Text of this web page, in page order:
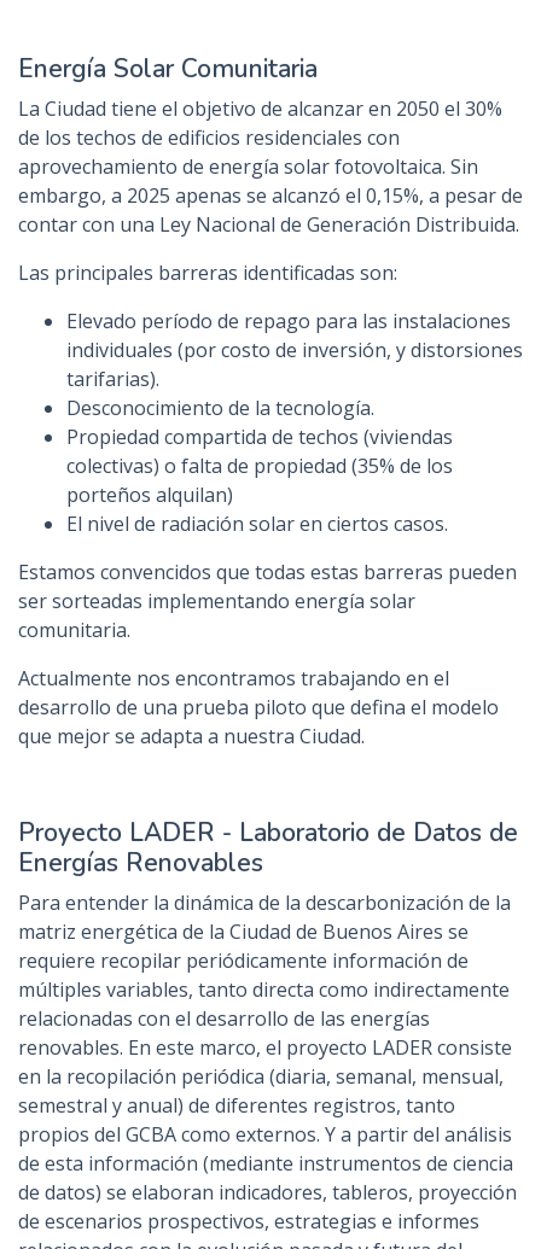
Energía Solar Comunitaria
La Ciudad tiene el objetivo de alcanzar en 2050 el 30%
de los techos de edificios residenciales con
aprovechamiento de energía solar fotovoltaica. Sin
embargo, a 2025 apenas se alcanzó el 0,15%, a pesar de
contar con una Ley Nacional de Generación Distribuida.
Las principales barreras identificadas son:
Elevado período de repago para las instalaciones
individuales (por costo de inversión, y distorsiones
tarifarias).
Desconocimiento de la tecnología.
Propiedad compartida de techos (viviendas
colectivas) o falta de propiedad (35% de los
porteños alquilan)
El nivel de radiación solar en ciertos casos.
Estamos convencidos que todas estas barreras pueden
ser sorteadas implementando energía solar
comunitaria.
Actualmente nos encontramos trabajando en el
desarrollo de una prueba piloto que defina el modelo
que mejor se adapta a nuestra Ciudad.
Proyecto LADER - Laboratorio de Datos de
Energías Renovables
Para entender la dinámica de la descarbonización de la
matriz energética de la Ciudad de Buenos Aires se
requiere recopilar periódicamente información de
múltiples variables, tanto directa como indirectamente
relacionadas con el desarrollo de las energías
renovables. En este marco, el proyecto LADER consiste
en la recopilación periódica (diaria, semanal, mensual,
semestral y anual) de diferentes registros, tanto
propios del GCBA como externos. Y a partir del análisis
de esta información (mediante instrumentos de ciencia
de datos) se elaboran indicadores, tableros, proyección
de escenarios prospectivos, estrategias e informes